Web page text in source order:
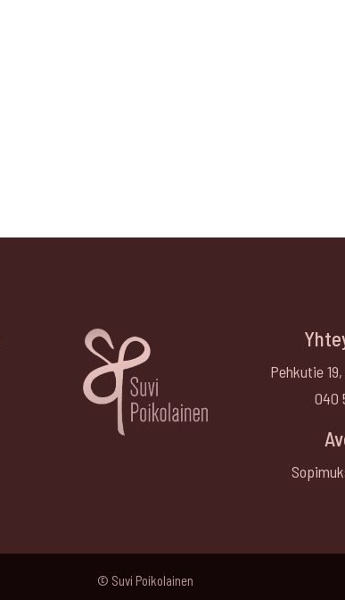
Pehkutie
040
© Suvi Poikolainen